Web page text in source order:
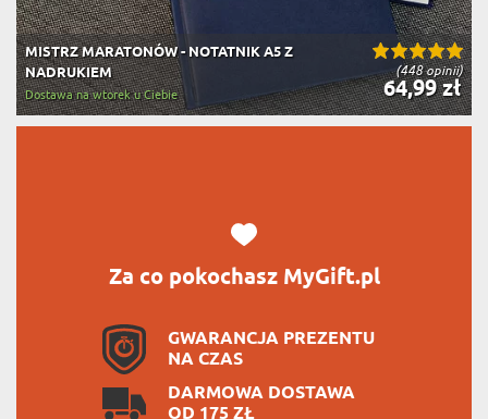
(448 opinii)
MISTRZ MARATONÓW - NOTATNIK A5 Z
NADRUKIEM
64,99 zł
Dostawa na wtorek u Ciebie
Za co pokochasz MyGift.pl
GWARANCJA PREZENTU
NA CZAS
DARMOWA DOSTAWA
OD 175 ZŁ